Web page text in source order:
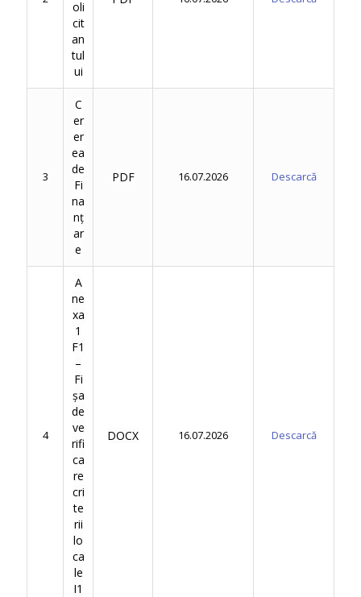
oli
cit
an
tul
ui
3
C
er
er
ea
de
Fi
na
nț
ar
e
PDF 16.07.2026 Descarcă
4
A
ne
xa
1
F1
–
Fi
șa
de
ve
rifi
ca
re
cri
te
rii
lo
ca
le
I1
DOCX 16.07.2026 Descarcă